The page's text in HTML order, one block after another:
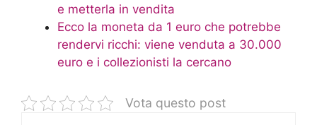
e metterla in vendita
Ecco la moneta da 1 euro che potrebbe
rendervi ricchi: viene venduta a 30.000
euro e i collezionisti la cercano
Vota questo post